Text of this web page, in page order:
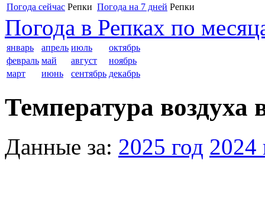
Погода сейчас Репки Погода на 7 дней Репки
Погода в Репках по
январь апрель июль
октябрь
февраль май август
ноябрь
март
июнь сентябрь декабрь
Температура воздуха
Данные за: 2025 год 2024